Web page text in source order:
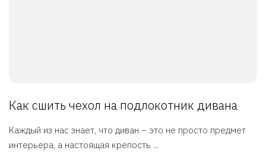
Как сшить чехол на подлокотник дивана
Каждый из нас знает, что диван – это не просто предмет
интерьера, а настоящая крепость ...